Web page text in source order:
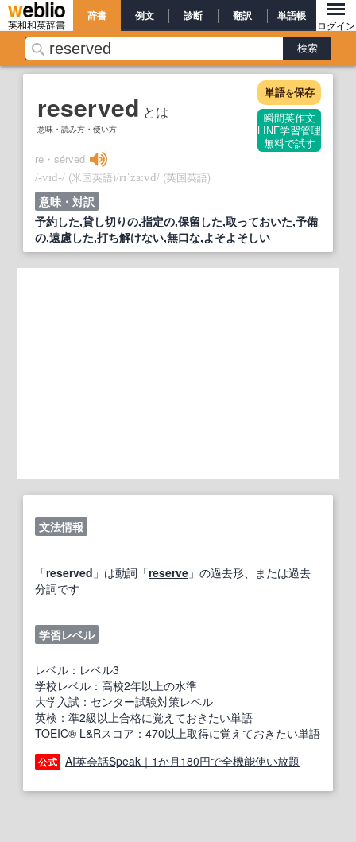
英和和英辞書
辞書 例文 診断 翻訳 単語帳
ログイン
reserved とは
意味・読み方・使い方
単語を保存
瞬間英作文
LINE学習管理
無料で試す
re・sérved
/‐vɪd‐/ (米国英語)/rɪˈzɜ:vd/ (英国英語)
意味・対訳
予約した,貸し切りの,指定の,保留した,取っておいた,予備
の,遠慮した,打ち解けない,無口な,よそよそしい
文法情報
「reserved 」は動詞「reserve 」の過去形、または過去
分詞です
学習レベル
レベル：レベル3
学校レベル：高校2年以上の水準
大学入試：センター試験対策レベル
英検：準2級以上合格に覚えておきたい単語
TOEIC® L&Rスコア：470以上取得に覚えておきたい単語
公式 AI英会話Speak｜1か月180円で全機能使い放題